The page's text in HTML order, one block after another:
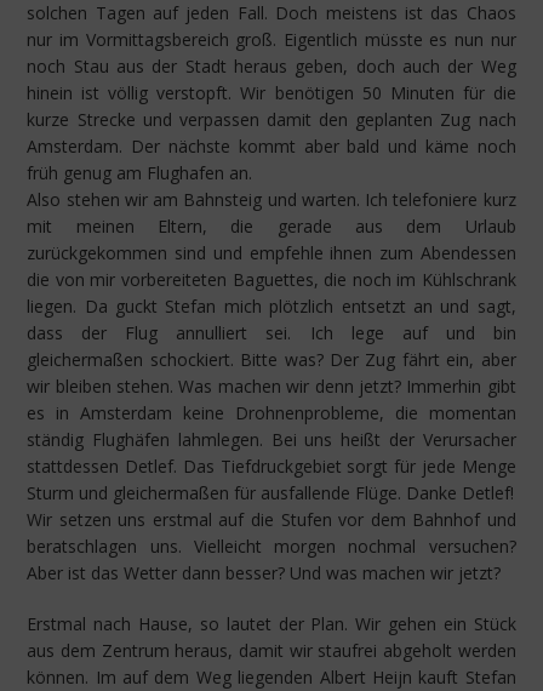
solchen Tagen auf jeden Fall. Doch meistens ist das Chaos
nur im Vormittagsbereich groß. Eigentlich müsste es nun nur
noch Stau aus der Stadt heraus geben, doch auch der Weg
hinein ist völlig verstopft. Wir benötigen 50 Minuten für die
kurze Strecke und verpassen damit den geplanten Zug nach
Amsterdam. Der nächste kommt aber bald und käme noch
früh genug am Flughafen an.
Also stehen wir am Bahnsteig und warten. Ich telefoniere kurz
mit meinen Eltern, die gerade aus dem Urlaub
zurückgekommen sind und empfehle ihnen zum Abendessen
die von mir vorbereiteten Baguettes, die noch im Kühlschrank
liegen. Da guckt Stefan mich plötzlich entsetzt an und sagt,
dass der Flug annulliert sei. Ich lege auf und bin
gleichermaßen schockiert. Bitte was? Der Zug fährt ein, aber
wir bleiben stehen. Was machen wir denn jetzt? Immerhin gibt
es in Amsterdam keine Drohnenprobleme, die momentan
ständig Flughäfen lahmlegen. Bei uns heißt der Verursacher
stattdessen Detlef. Das Tiefdruckgebiet sorgt für jede Menge
Sturm und gleichermaßen für ausfallende Flüge. Danke Detlef!
Wir setzen uns erstmal auf die Stufen vor dem Bahnhof und
beratschlagen uns. Vielleicht morgen nochmal versuchen?
Aber ist das Wetter dann besser? Und was machen wir jetzt?
Erstmal nach Hause, so lautet der Plan. Wir gehen ein Stück
aus dem Zentrum heraus, damit wir staufrei abgeholt werden
können. Im auf dem Weg liegenden Albert Heijn kauft Stefan